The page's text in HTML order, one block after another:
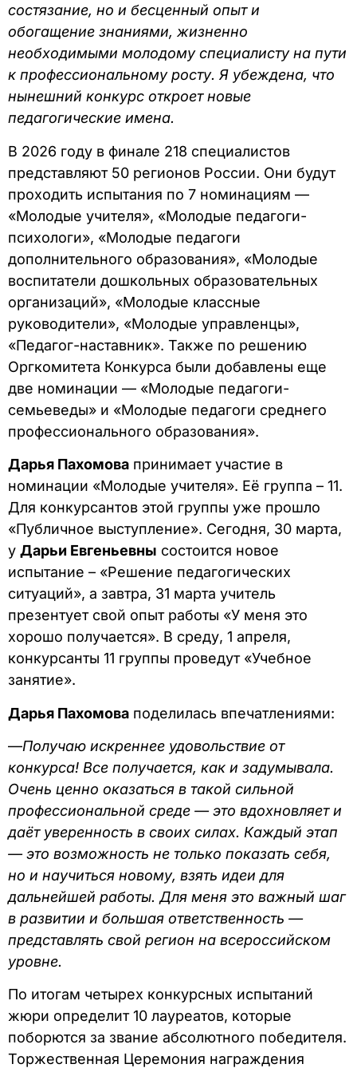
состязание, но и бесценный опыт и
обогащение знаниями, жизненно
необходимыми молодому специалисту на пути
к профессиональному росту. Я убеждена, что
нынешний конкурс откроет новые
педагогические имена.
В 2026 году в финале 218 специалистов
представляют 50 регионов России. Они будут
проходить испытания по 7 номинациям —
«Молодые учителя», «Молодые педагоги-
психологи», «Молодые педагоги
дополнительного образования», «Молодые
воспитатели дошкольных образовательных
организаций», «Молодые классные
руководители», «Молодые управленцы»,
«Педагог-наставник». Также по решению
Оргкомитета Конкурса были добавлены еще
две номинации — «Молодые педагоги-
семьеведы» и «Молодые педагоги среднего
профессионального образования».
Дарья Пахомова принимает участие в
номинации «Молодые учителя». Её группа – 11.
Для конкурсантов этой группы уже прошло
«Публичное выступление». Сегодня, 30 марта,
у Дарьи Евгеньевны состоится новое
испытание – «Решение педагогических
ситуаций», а завтра, 31 марта учитель
презентует свой опыт работы «У меня это
хорошо получается». В среду, 1 апреля,
конкурсанты 11 группы проведут «Учебное
занятие».
Дарья Пахомова поделилась впечатлениями:
—Получаю искреннее удовольствие от
конкурса! Все получается, как и задумывала.
Очень ценно оказаться в такой сильной
профессиональной среде — это вдохновляет и
даёт уверенность в своих силах. Каждый этап
— это возможность не только показать себя,
но и научиться новому, взять идеи для
дальнейшей работы. Для меня это важный шаг
в развитии и большая ответственность —
представлять свой регион на всероссийском
уровне.
По итогам четырех конкурсных испытаний
жюри определит 10 лауреатов, которые
поборются за звание абсолютного победителя.
Торжественная Церемония награждения